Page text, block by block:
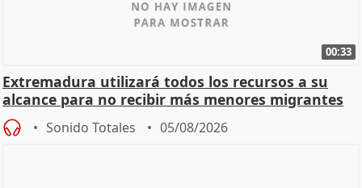
00:33
Extremadura utilizará todos los recursos a su
alcance para no recibir más menores migrantes
Sonido Totales 05/08/2026